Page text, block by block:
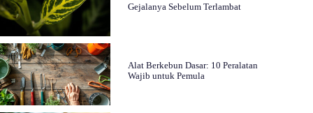
Gejalanya Sebelum Terlambat
Alat Berkebun Dasar: 10 Peralatan
Wajib untuk Pemula